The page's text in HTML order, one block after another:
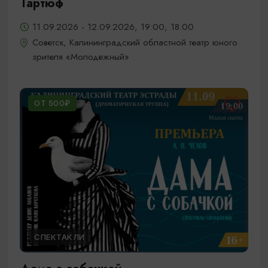
11.09.2026 - 12.09.2026, 19:00, 18:00
Советск, Калининградский областной театр юного
зрителя «Молодежный»
ОТ 500₽
СПЕКТАКЛИ